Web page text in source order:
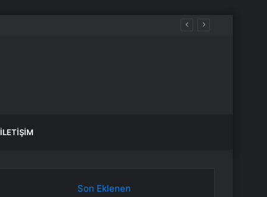
İLETIŞIM
Son Eklenen